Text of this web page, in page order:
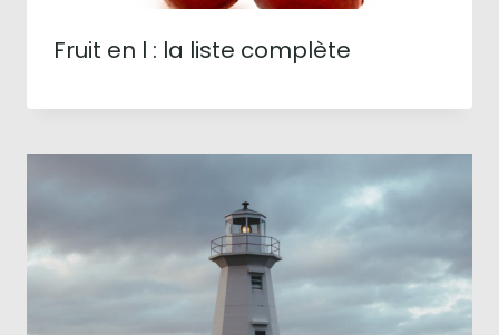
Fruit en l : la liste complète